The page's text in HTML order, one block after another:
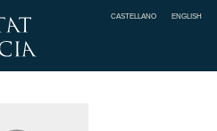
CASTELLANO ENGLISH